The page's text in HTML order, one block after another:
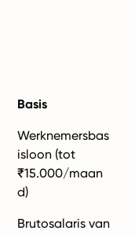
Basis
Werknemersbas
isloon (tot
₹15.000/maan
d)
Brutosalaris van